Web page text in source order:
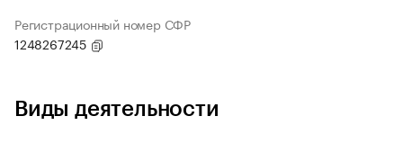
Регистрационный номер СФР
1248267245
Виды деятельности